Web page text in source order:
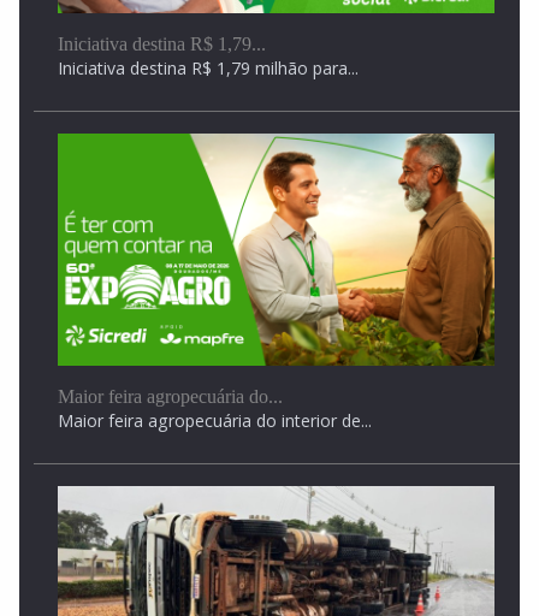
Jovem baleado em garagem de veículos em
Dourados...
Jovem baleado em garagem de veículos em Dourados...
Iniciativa destina R$ 1,79...
Iniciativa destina R$ 1,79 milhão para...
Maior feira agropecuária do...
Maior feira agropecuária do interior de...